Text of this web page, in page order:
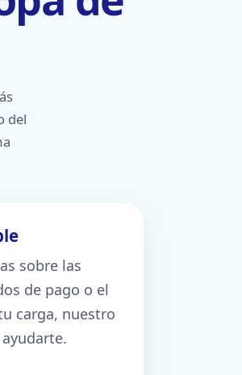
del
sobre las
de pago o el
carga, nuestro